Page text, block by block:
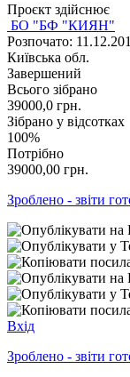
Проєкт здійснює
БО "БФ "КИЯН"
Розпочато:
Київська обл.
Завершений
Всього зібрано
39000,0 грн.
Зібрано у відсотках
100%
Потрібно
39000,00 грн.
Зроблено - звіти
Вхід
Зроблено - звіти